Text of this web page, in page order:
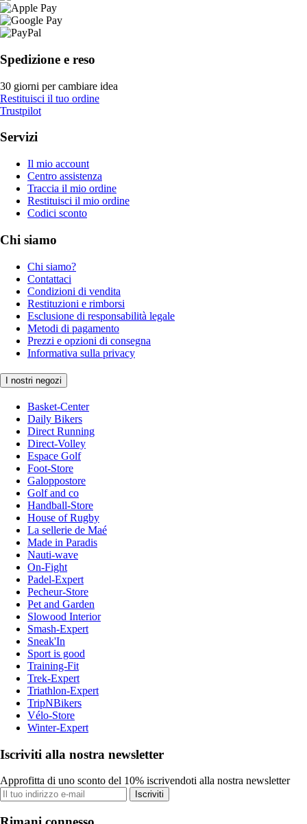
Spedizione e reso
30 giorni per cambiare idea
Restituisci il tuo ordine
Trustpilot
Servizi
Il mio account
Centro assistenza
Traccia il mio ordine
Restituisci il mio ordine
Codici sconto
Chi siamo
Chi siamo?
Contattaci
Condizioni di vendita
Restituzioni e rimborsi
Esclusione di responsabilità legale
Metodi di pagamento
Prezzi e opzioni di consegna
Informativa sulla privacy
I nostri negozi
Basket-Center
Daily Bikers
Direct Running
Direct-Volley
Espace Golf
Foot-Store
Galoppostore
Golf and co
Handball-Store
House of Rugby
La sellerie de Maé
Made in Paradis
Nauti-wave
On-Fight
Padel-Expert
Pecheur-Store
Pet and Garden
Slowood Interior
Smash-Expert
Sneak'In
Sport is good
Training-Fit
Trek-Expert
Triathlon-Expert
TripNBikers
Vélo-Store
Winter-Expert
Iscriviti alla nostra newsletter
Approfitta di uno sconto del 10% iscrivendoti alla nostra newsletter
Iscriviti